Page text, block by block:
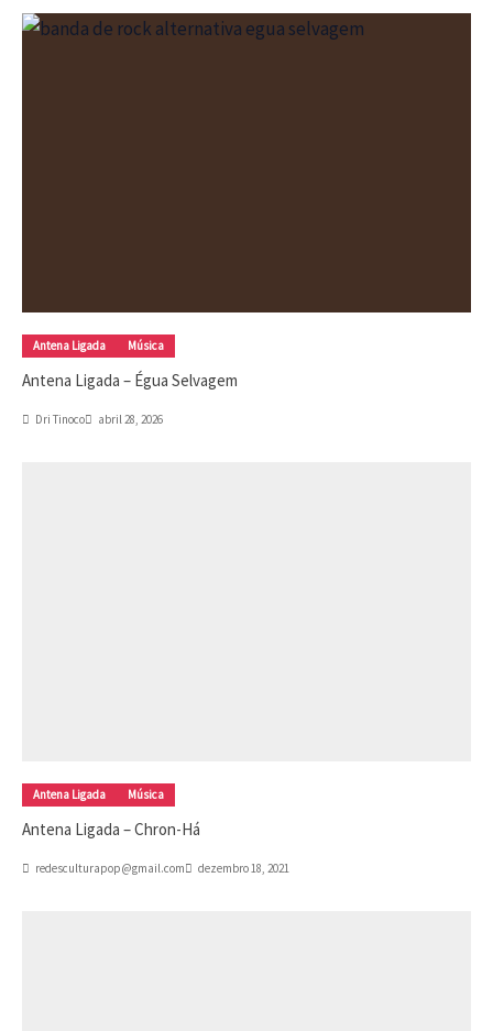
Antena Ligada Música
Antena Ligada – Égua Selvagem
Dri Tinoco abril 28, 2026
Antena Ligada Música
Antena Ligada – Chron-Há
redesculturapop@gmail.com dezembro 18, 2021